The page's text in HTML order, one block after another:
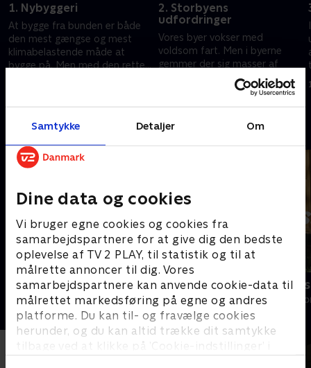
Samtykke Detaljer Om
Dine data og cookies
Vi bruger egne cookies og cookies fra
samarbejdspartnere for at give dig den bedste
oplevelse af TV 2 PLAY, til statistik og til at
målrette annoncer til dig. Vores
samarbejdspartnere kan anvende cookie-data til
målrettet markedsføring på egne og andres
platforme. Du kan til- og fravælge cookies
herunder, og du kan altid trække dit samtykke
tilbage ved at klikke på ’Cookie-indstillinger’ i
1. Nybyggeri
At bygge fra bunden er både
den mest gængse og mest
klimabelastende måde at
bygge på. Men med den rette
2. Storbyens
udfordringer
Vores byer vokser med
voldsom fart. Men i byerne
gemmer der sig masser af
muligheder for at indrette de
centralt beliggende, ældre
3. oktober 2024 • 18 min
Andre så også
Mesterlige ombygninger
Livsstil • 4 sæsoner
Hjemme
Livsstil • 1